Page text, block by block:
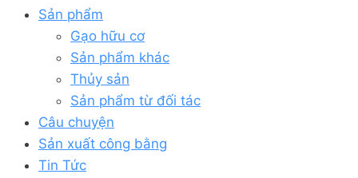
Sản phẩm
Gạo hữu cơ
Sản phẩm khác
Thủy sản
Sản phẩm từ đối tác
Câu chuyện
Sản xuất công bằng
Tin Tức